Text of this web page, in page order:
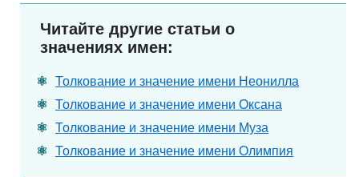
Читайте другие статьи о
значениях имен:
Толкование и значение имени Неонилла
Толкование и значение имени Оксана
Толкование и значение имени Муза
Толкование и значение имени Олимпия